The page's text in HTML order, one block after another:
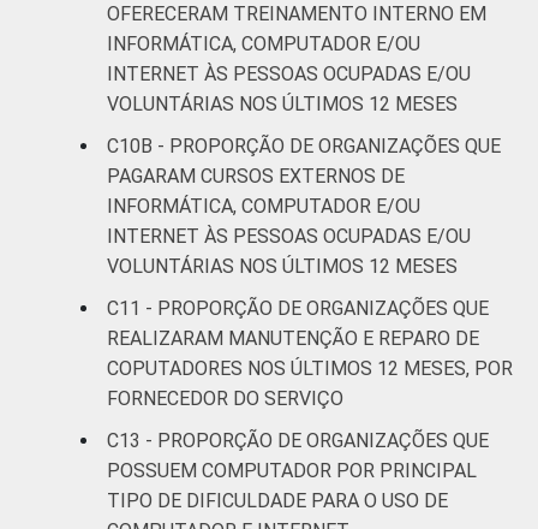
OFERECERAM TREINAMENTO INTERNO EM
INFORMÁTICA, COMPUTADOR E/OU
INTERNET ÀS PESSOAS OCUPADAS E/OU
VOLUNTÁRIAS NOS ÚLTIMOS 12 MESES
C10B - PROPORÇÃO DE ORGANIZAÇÕES QUE
PAGARAM CURSOS EXTERNOS DE
INFORMÁTICA, COMPUTADOR E/OU
INTERNET ÀS PESSOAS OCUPADAS E/OU
VOLUNTÁRIAS NOS ÚLTIMOS 12 MESES
C11 - PROPORÇÃO DE ORGANIZAÇÕES QUE
REALIZARAM MANUTENÇÃO E REPARO DE
COPUTADORES NOS ÚLTIMOS 12 MESES, POR
FORNECEDOR DO SERVIÇO
C13 - PROPORÇÃO DE ORGANIZAÇÕES QUE
POSSUEM COMPUTADOR POR PRINCIPAL
TIPO DE DIFICULDADE PARA O USO DE